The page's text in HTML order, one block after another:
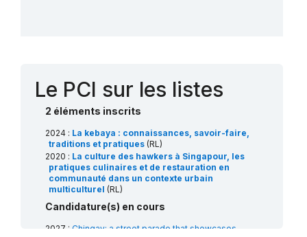
Le PCI sur les listes
2 éléments inscrits
2024 : La kebaya : connaissances, savoir-faire,
traditions et pratiques (RL)
2020 : La culture des hawkers à Singapour, les
pratiques culinaires et de restauration en
communauté dans un contexte urbain
multiculturel (RL)
Candidature(s) en cours
2027 : Chingay: a street parade that showcases